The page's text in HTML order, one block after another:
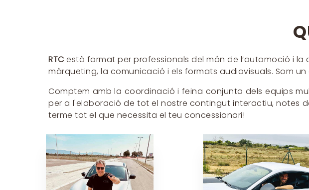
RTCestà format per professionals del món de l’automoció i
màrqueting, la comunicació i els formats audiovisuals. Som
Comptem amb la coordinació i feina conjunta dels equips
per a l'elaboració de tot el nostre contingut interactiu, notes
terme tot el que necessita el teu concessionari!